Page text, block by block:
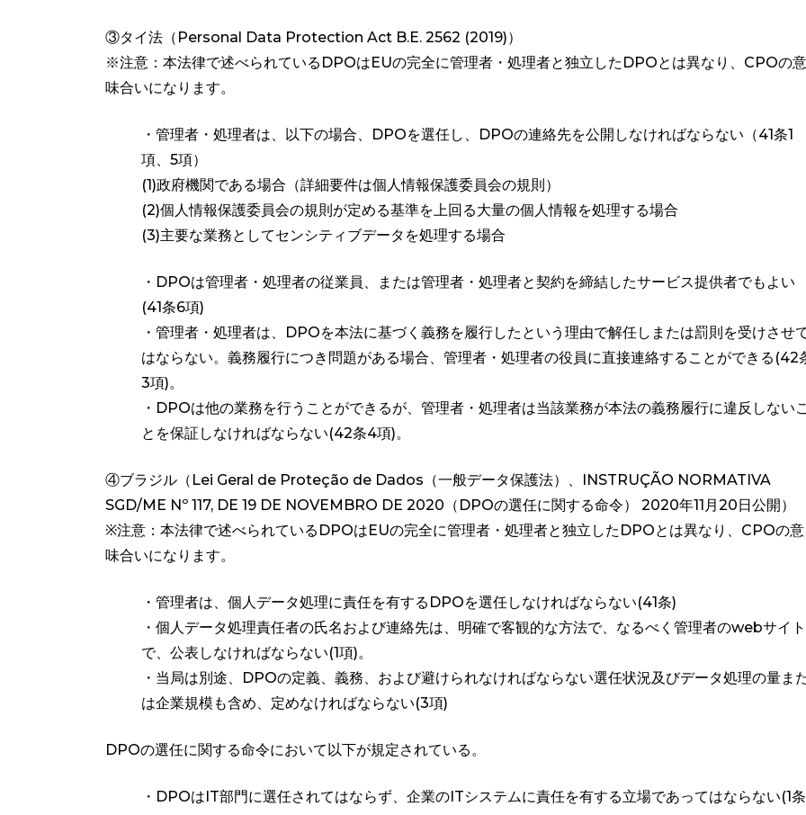
③タイ法（Personal Data Protection Act B.E. 2562 (2019)）
※注意：本法律で述べられているDPOはEUの完全に管理者・処理者と独立したDPOとは異なり、CPOの意
味合いになります。
・管理者・処理者は、以下の場合、DPOを選任し、DPOの連絡先を公開しなければならない（41条1
項、5項）
(1)政府機関である場合（詳細要件は個人情報保護委員会の規則）
(2)個人情報保護委員会の規則が定める基準を上回る大量の個人情報を処理する場合
(3)主要な業務としてセンシティブデータを処理する場合
・DPOは管理者・処理者の従業員、または管理者・処理者と契約を締結したサービス提供者でもよい
(41条6項)
・管理者・処理者は、DPOを本法に基づく義務を履行したという理由で解任しまたは罰則を受けさせ
はならない。義務履行につき問題がある場合、管理者・処理者の役員に直接連絡することができる(42
3項)。
・DPOは他の業務を行うことができるが、管理者・処理者は当該業務が本法の義務履行に違反しない
とを保証しなければならない(42条4項)。
④ブラジル（Lei Geral de Proteção de Dados（一般データ保護法）、INSTRUÇÃO NORMATIVA
SGD/ME Nº 117, DE 19 DE NOVEMBRO DE 2020（DPOの選任に関する命令） 2020年11月20日公開）
※注意：本法律で述べられているDPOはEUの完全に管理者・処理者と独立したDPOとは異なり、CPOの意
味合いになります。
・管理者は、個人データ処理に責任を有するDPOを選任しなければならない(41条)
・個人データ処理責任者の氏名および連絡先は、明確で客観的な方法で、なるべく管理者のwebサイト
で、公表しなければならない(1項)。
・当局は別途、DPOの定義、義務、および避けられなければならない選任状況及びデータ処理の量ま
は企業規模も含め、定めなければならない(3項)
DPOの選任に関する命令において以下が規定されている。
・DPOはIT部門に選任されてはならず、企業のITシステムに責任を有する立場であってはならない(1